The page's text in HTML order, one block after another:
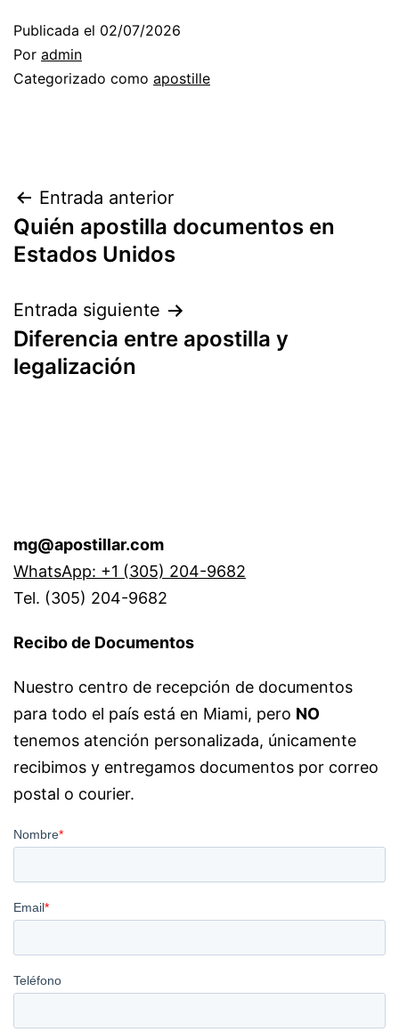
Publicada el 02/07/2026
Por admin
Categorizado como apostille
Navegación
de
Entrada anterior
Quién apostilla documentos en
Estados Unidos
Entrada siguiente
Diferencia entre apostilla y
legalización
mg@apostillar.com
WhatsApp: +1 (305) 204-9682
Tel. (305) 204-9682
Recibo de Documentos
Nuestro centro de recepción de documentos
para todo el país está en Miami, pero NO
tenemos atención personalizada, únicamente
recibimos y entregamos documentos por correo
postal o courier.